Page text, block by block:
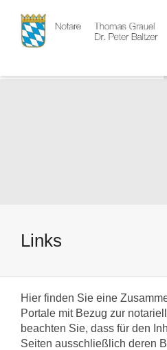
Links
Hier finden Sie eine
Portale mit Bezug zur
beachten Sie, dass für den
Seiten ausschließlich deren